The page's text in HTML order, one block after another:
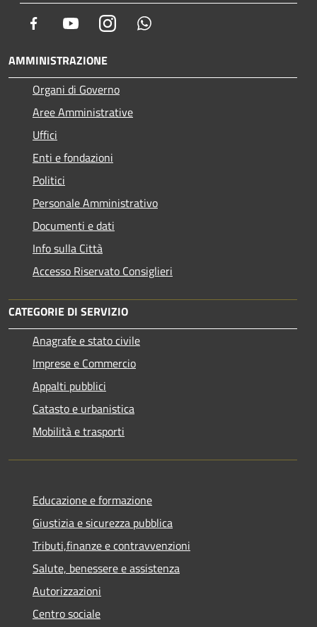
Facebook YoutubeInstagram
AMMINISTRAZIONE
Organi di Governo
Aree Amministrative
Uffici
Enti e fondazioni
Politici
Personale Amministrativo
Documenti e dati
Info sulla Città
Accesso Riservato Consiglieri
CATEGORIE DI SERVIZIO
Anagrafe e stato civile
Imprese e Commercio
Appalti pubblici
Catasto e urbanistica
Mobilità e trasporti
Educazione e formazione
Giustizia e sicurezza pubblica
Tributi,finanze e contravvenzioni
Salute, benessere e assistenza
Autorizzazioni
Centro sociale